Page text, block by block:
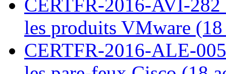
CERTFR-2016-AVI-
les produits VMware
CERTFR-2016-ALE-